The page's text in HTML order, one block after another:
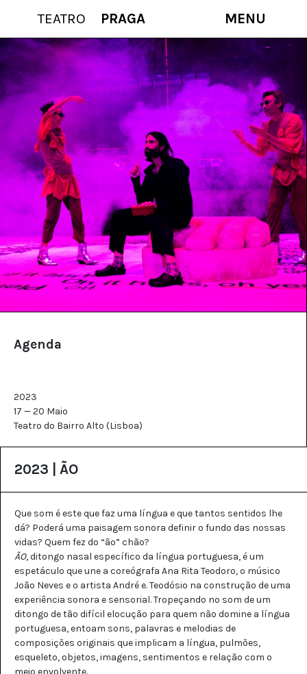
TEATRO PRAGA MENU
Agenda
2023
17 — 20 Maio
Teatro do Bairro Alto (Lisboa)
2023 | ÃO
Que som é este que faz uma língua e que tantos sentidos lhe
dá? Poderá uma paisagem sonora definir o fundo das nossas
vidas? Quem fez do “ão” chão?
ÃO, ditongo nasal específico da língua portuguesa, é um
espetáculo que une a coreógrafa Ana Rita Teodoro, o músico
João Neves e o artista André e. Teodósio na construção de uma
experiência sonora e sensorial. Tropeçando no som de um
ditongo de tão difícil elocução para quem não domine a língua
portuguesa, entoam sons, palavras e melodias de
composições originais que implicam a língua, pulmões,
esqueleto, objetos, imagens, sentimentos e relação com o
meio envolvente.